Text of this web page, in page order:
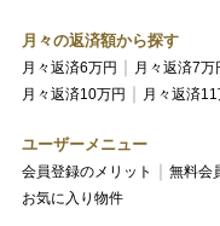
月々の返済額から探す
月々返済6万円 月々返済7万
月々返済10万円
月々返済
ユーザーメニュー
会員登録のメリット 無料会
お気に入り物件